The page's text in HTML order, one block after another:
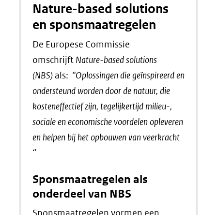
Nature-based solutions
en sponsmaatregelen
De Europese Commissie
omschrijft Nature-based solutions
(NBS) als: “Oplossingen die geïnspireerd en
ondersteund worden door de natuur, die
kosteneffectief zijn, tegelijkertijd milieu-,
sociale en economische voordelen opleveren
en helpen bij het opbouwen van veerkracht
‘’
Sponsmaatregelen als
onderdeel van NBS
Sponsmaatregelen vormen een